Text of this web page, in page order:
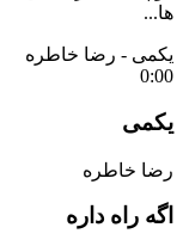
ها...
یکمی - رضا خاطره
0:00
یکمی
رضا خاطره
اگه راه داره